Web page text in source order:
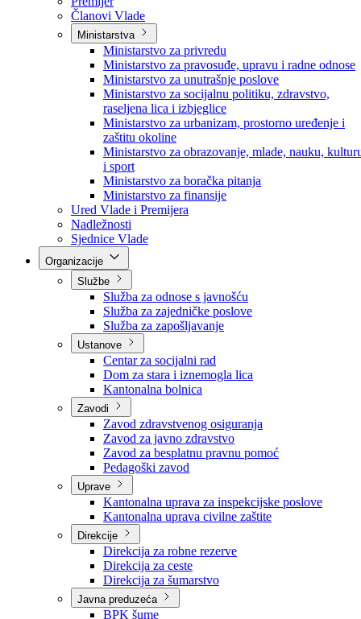
Vlada
Vlada BPK Goražde
Premijer
Članovi Vlade
Ministarstva
Ministarstvo za privredu
Ministarstvo za pravosuđe, upravu i radne odnose
Ministarstvo za unutrašnje poslove
Ministarstvo za socijalnu politiku, zdravstvo,
raseljena lica i izbjeglice
Ministarstvo za urbanizam, prostorno uređenje i
zaštitu okoline
Ministarstvo za obrazovanje, mlade, nauku,
i sport
Ministarstvo za boračka pitanja
Ministarstvo za finansije
Ured Vlade i Premijera
Nadležnosti
Sjednice Vlade
Službe
Služba za odnose s javnošću
Služba za zajedničke poslove
Služba za zapošljavanje
Ustanove
Centar za socijalni rad
Dom za stara i iznemogla lica
Kantonalna bolnica
Zavodi
Zavod zdravstvenog osiguranja
Zavod za javno zdravstvo
Zavod za besplatnu pravnu pomoć
Pedagoški zavod
Uprave
Kantonalna uprava za inspekcijske poslove
Kantonalna uprava civilne zaštite
Direkcije
Direkcija za robne rezerve
Direkcija za ceste